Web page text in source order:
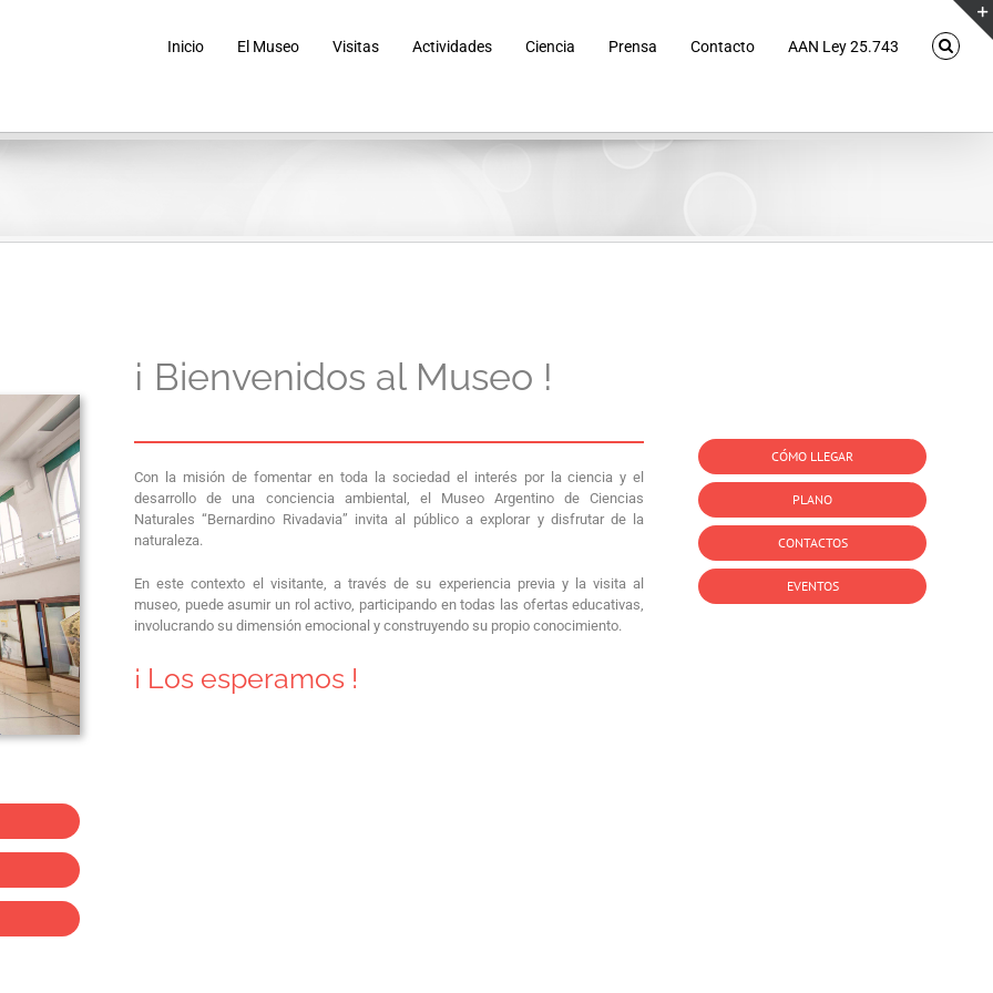
Inicio El Museo Visitas Actividades Ciencia Prensa Contacto AAN Ley 25.743
¡ Bienvenidos al Museo !
Con la misión de fomentar en toda la sociedad el interés por la ciencia y el
desarrollo de una conciencia ambiental, el Museo Argentino de Ciencias
Naturales “Bernardino Rivadavia” invita al público a explorar y disfrutar de la
naturaleza.
En este contexto el visitante, a través de su experiencia previa y la visita al
museo, puede asumir un rol activo, participando en todas las ofertas educativas,
involucrando su dimensión emocional y construyendo su propio conocimiento.
¡ Los esperamos !
CÓMO LLEGAR
PLANO
CONTACTOS
EVENTOS